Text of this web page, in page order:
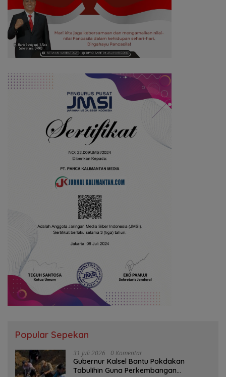
Popular Sepekan
31 Juli 2026 0 Komentar
Gubernur Kalsel Bantu Pokdakan
Tabulihin Guna Perkembangan